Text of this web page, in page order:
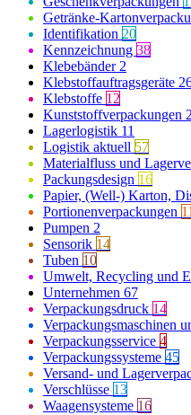
Getränke-
Identifikation 20
Kennzeichnung 38
Klebebänder 2
Klebstoffauftragsgeräte
Klebstoffe 12
Kunststoffverpackungen
Lagerlogistik 11
Logistik aktuell 57
Materialfluss und
Packungsdesign 16
Papier, (Well-) Karton,
Portionenverpackungen 11
Pumpen 2
Sensorik 14
Tuben 10
Umwelt, Recycling und
Unternehmen 67
Verpackungsdruck 14
Verpackungsmaschinen
Verpackungsservice 4
Verpackungssysteme 45
Versand- und
Verschlüsse 13
Waagensysteme 16